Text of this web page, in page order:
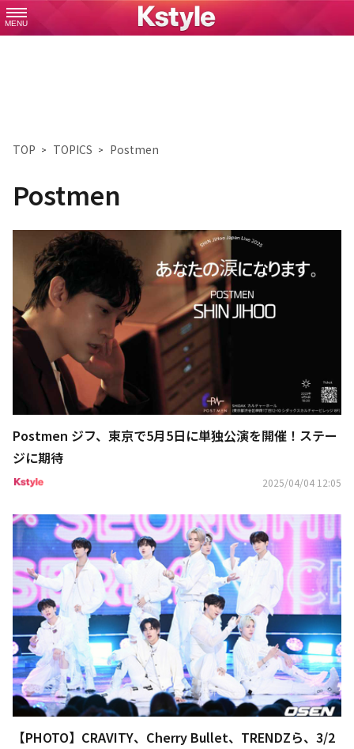
MENU
TOP TOPICS Postmen
Postmen
Postmen ジフ、東京で5月5日に単独公演を開催！ステー
ジに期待
2025/04/04 12:05
【PHOTO】CRAVITY、Cherry Bullet、TRENDZら、3/2